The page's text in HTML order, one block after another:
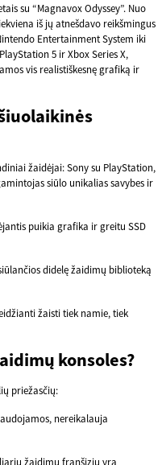
su “Magnavox Odyssey”. Nuo
iš jų atnešdavo reikšmingus
Entertainment System iki
5 ir Xbox Series X,
vis realistiškesnę grafiką ir
žaidėjai: Sony su PlayStation,
siūlo unikalias savybes ir
puikia grafika ir greitu SSD
didelę žaidimų biblioteką
žaisti tiek namie, tiek
konsoles?
priežasčių:
nereikalauja
žaidimų franšizių yra